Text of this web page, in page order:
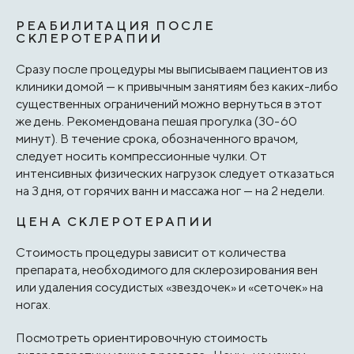
РЕАБИЛИТАЦИЯ ПОСЛЕ
СКЛЕРОТЕРАПИИ
Сразу после процедуры мы выписываем пациентов из
клиники домой — к привычным занятиям без каких-либо
существенных ограничений можно вернуться в этот
же день. Рекомендована пешая прогулка (30-60
минут). В течение срока, обозначенного врачом,
следует носить компрессионные чулки. От
интенсивных физических нагрузок следует отказаться
на 3 дня, от горячих ванн и массажа ног — на 2 недели.
ЦЕНА СКЛЕРОТЕРАПИИ
Стоимость процедуры зависит от количества
препарата, необходимого для склерозирования вен
или удаления сосудистых «звездочек» и «сеточек» на
ногах.
Посмотреть ориентировочную стоимость